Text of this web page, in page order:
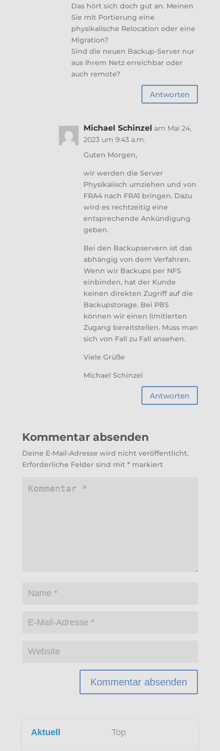
Das hört sich doch gut an. Meinen
Sie mit Portierung eine
physikalische Relocation oder eine
Migration?
Sind die neuen Backup-Server nur
aus Ihrem Netz erreichbar oder
auch remote?
Antworten
Michael Schinzel am Mai 24,
2023 um 9:43 a.m.
Guten Morgen,
wir werden die Server
Physikalisch umziehen und von
FRA4 nach FRA1 bringen. Dazu
wird es rechtzeitig eine
entsprechende Ankündigung
geben.
Bei den Backupservern ist das
abhängig von dem Verfahren.
Wenn wir Backups per NFS
einbinden, hat der Kunde
keinen direkten Zugriff auf die
Backupstorage. Bei PBS
können wir einen limitierten
Zugang bereitstellen. Muss man
sich von Fall zu Fall ansehen.
Viele Grüße
Michael Schinzel
Antworten
Kommentar absenden
Deine E-Mail-Adresse wird nicht veröffentlicht.
Erforderliche Felder sind mit * markiert
Aktuell Top